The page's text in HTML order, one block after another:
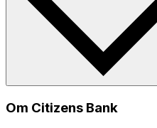
Om Citizens Bank